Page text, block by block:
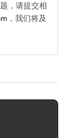
，请提交相
，我们将及